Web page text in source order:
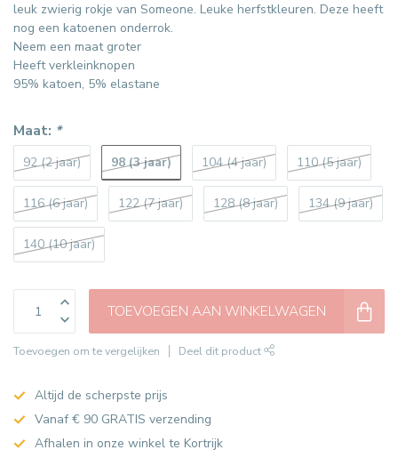
leuk zwierig rokje van Someone. Leuke herfstkleuren. Deze heeft
nog een katoenen onderrok.
Neem een maat groter
Heeft verkleinknopen
95% katoen, 5% elastane
Maat: *
92 (2 jaar) 98 (3 jaar) 104 (4 jaar) 110 (5 jaar)
116 (6 jaar) 122 (7 jaar) 128 (8 jaar) 134 (9 jaar)
140 (10 jaar)
TOEVOEGEN AAN WINKELWAGEN
Toevoegen om te vergelijken Deel dit product
Altijd de scherpste prijs
Vanaf € 90 GRATIS verzending
Afhalen in onze winkel te Kortrijk